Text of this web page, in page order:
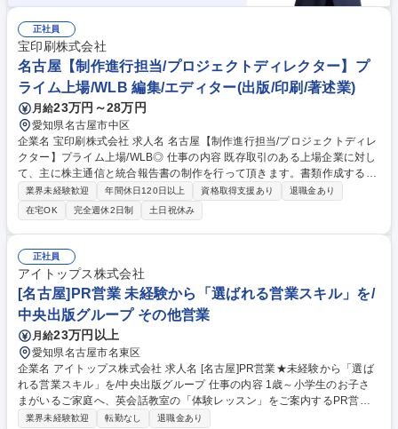
正社員
宝印刷株式会社
名古屋【制作進行担当/プロジェクトディレクター】プ
ライム上場/WLB 編集/エディター(出版/印刷/著述業)
月給23万円～28万円
愛知県名古屋市中区
企業名 宝印刷株式会社 求人名 名古屋【制作進行担当/プロジェクトディレ
クター】プライム上場/WLB◎ 仕事の内容 既存取引のある上場企業に対し
て、主に株主通信と統合報告書の制作を行って頂きます。書類作成するに
あたり、顧客先担当者と打合せを重ね、企画・提案、納品までのトータル
サポート（制作管理）を行います。 上場企業が投資家や株主、行政に対し
て行うディスクロージャー（情報開示）を支援しています。データ・印刷
物作成のトータルサポートを通じて信頼関係を構築していただきます。主
に取引のある顧客への提案ですが、新規上場を目指す企業のサポートもあ
ります。 【採用背景】近年、統合報告書のニーズが高まりをみせており、
より顧客期待に応えるための増員募集です。 募集職種 名古屋【制作進行
担当/プロジェクトディレクター】プライム上場/WLB◎
業界未経験歓迎 年間休日120日以上 資格取得支援あり
退職金あり
在宅OK
完全週休2日制 土日祝休み
正社員
アイトップス株式会社
[名古屋]PR営業 未経験から「選ばれる営業スキル」を/
中央出版グループ その他営業
月給23万円以上
愛知県名古屋市名東区
企業名 アイトップス株式会社 求人名 [名古屋]PR営業★未経験から「選ば
れる営業スキル」を/中央出版グループ 仕事の内容 1歳～小学生のお子さ
まがいるご家庭へ、英会話教室の「体験レッスン」をご案内するPR営業
です。実際のレッスンや契約手続きは専任担当が担うため、未経験でも安
業界未経験歓迎 転勤なし 退職金あり